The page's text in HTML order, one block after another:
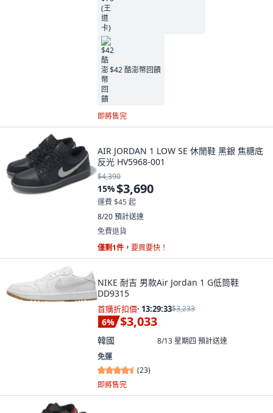
$42 酷澎幣回饋
即將售完
AIR JORDAN 1 LOW SE 休閒鞋 黑銀 焦糖底
反光 HV5968-001
$4,390
15%$3,690
運費 $45 起
8/20預計送達
免費退貨
僅剩1件， 要買要快！
NIKE 耐吉 男款Air Jordan 1 G低筒鞋
DD9315
首購折扣價· 13:29:32$3,233
6% $3,033
韓國 8/13 星期四 預計送達
免運
(23)
即將售完